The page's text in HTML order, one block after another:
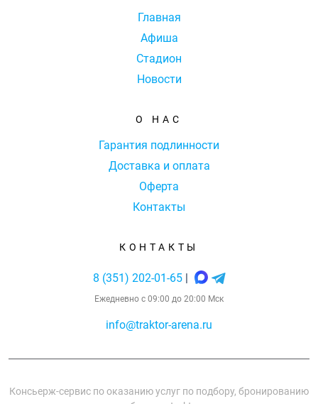
Главная
Афиша
Стадион
Новости
О НАС
Гарантия подлинности
Доставка и оплата
Оферта
Контакты
КОНТАКТЫ
8 (351) 202-01-65 |
Ежедневно с 09:00 до 20:00 Мск
info@traktor-arena.ru
Консьерж-сервис по оказанию услуг по подбору, бронированию